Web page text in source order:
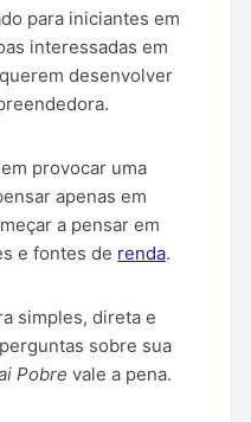
para iniciantes em
interessadas em
desenvolver
provocar uma
apenas em
a pensar em
e fontes de renda.
simples, direta e
sobre sua
Pobre vale a pena.